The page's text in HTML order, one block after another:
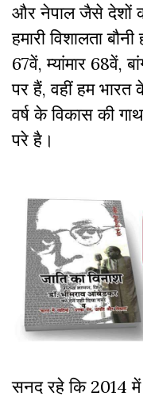
और नेपाल जैसे देशों
हमारी विशालता
67वें, म्यांमार 68वें,
पर हैं, वहीं हम
वर्ष के विकास की
परे है।
सनद रहे कि 2014 में